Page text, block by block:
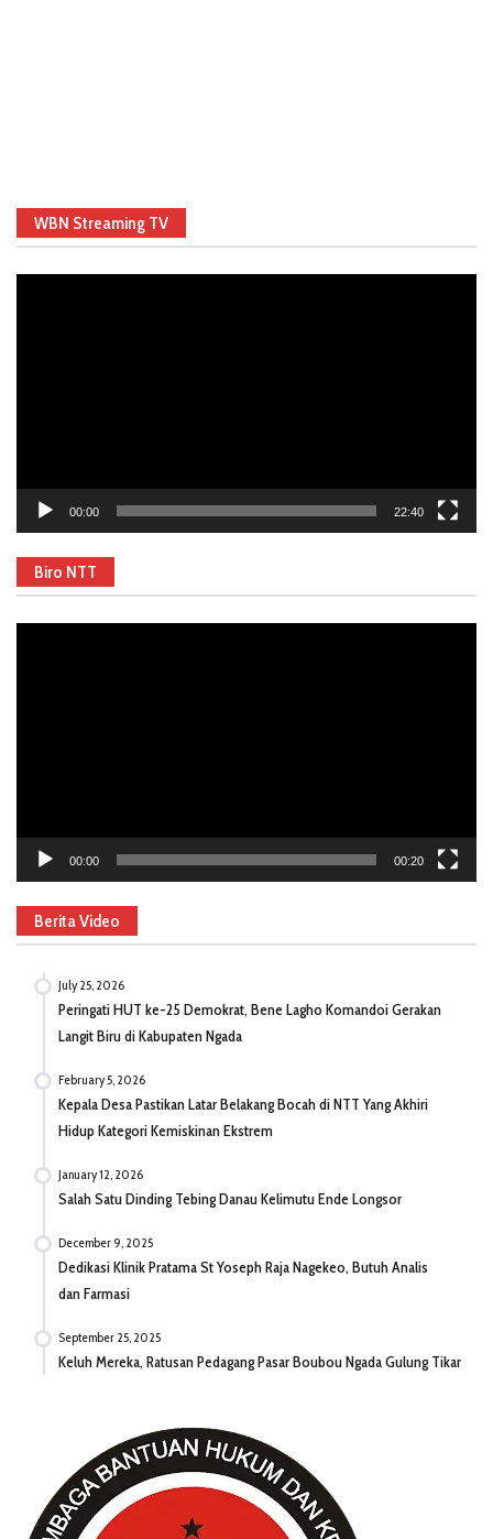
WBN Streaming TV
00:00 22:40
Biro NTT
00:00 00:20
Berita Video
July 25, 2026
Peringati HUT ke-25 Demokrat, Bene Lagho Komandoi Gerakan
Langit Biru di Kabupaten Ngada
February 5, 2026
Kepala Desa Pastikan Latar Belakang Bocah di NTT Yang Akhiri
Hidup Kategori Kemiskinan Ekstrem
January 12, 2026
Salah Satu Dinding Tebing Danau Kelimutu Ende Longsor
December 9, 2025
Dedikasi Klinik Pratama St Yoseph Raja Nagekeo, Butuh Analis
dan Farmasi
September 25, 2025
Keluh Mereka, Ratusan Pedagang Pasar Boubou Ngada Gulung Tikar